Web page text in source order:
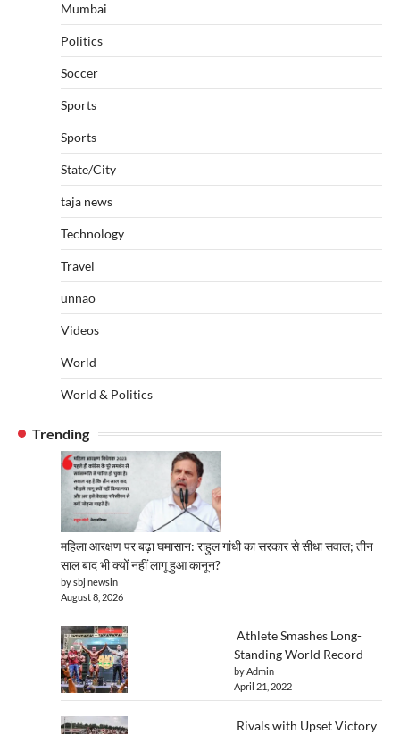
Mumbai
Politics
Soccer
Sports
Sports
State/City
taja news
Technology
Travel
unnao
Videos
World
World & Politics
Trending
महिला आरक्षण पर बढ़ा घमासान: राहुल गांधी का सरकार से सीधा सवाल; तीन
साल बाद भी क्यों नहीं लागू हुआ कानून?
by sbj newsin
August 8, 2026
Athlete Smashes Long-
Standing World Record
by Admin
April 21, 2022
Rivals with Upset Victory